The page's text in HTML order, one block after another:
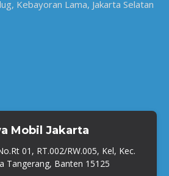
Kebayoran Lama, Jakarta Selatan
Mobil Jakarta
01, RT.002/RW.005, Kel, Kec.
Tangerang, Banten 15125